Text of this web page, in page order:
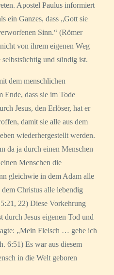
Apostel Paulus informiert
ein Ganzes, dass „Gott sie
Sinn.“ (Römer
von ihrem eigenen Weg
und sündig ist.
dem menschlichen
Ende, dass sie im Tode
Jesus, den Erlöser, hat er
damit sie alle aus dem
wiederhergestellt werden.
da ja durch einen Menschen
Menschen die
gleichwie in dem Adam alle
Christus alle lebendig
22) Diese Vorkehrung
durch Jesus eigenen Tod und
„Mein Fleisch … gebe ich
6:51) Es war aus diesem
in die Welt geboren